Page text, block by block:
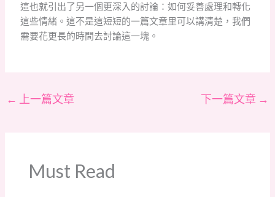
這也就引出了另一個更深入的討論：如何妥善處理和轉化
這些情緒。這不是這短短的一篇文章里可以講清楚，我們
需要花更長的時間去討論這一塊。
← 上一篇文章 下一篇文章 →
Must Read